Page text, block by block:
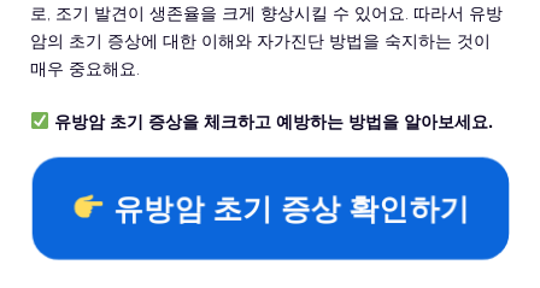
로, 조기 발견이 생존율을 크게 향상시킬 수 있어요. 따라서 유방
암의 초기 증상에 대한 이해와 자가진단 방법을 숙지하는 것이
매우 중요해요.
유방암 초기 증상을 체크하고 예방하는 방법을 알아보세요.
유방암 초기 증상 확인하기